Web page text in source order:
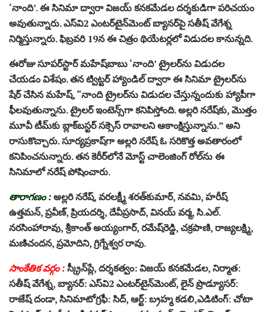
‘నాంది’. ఈ సినిమా ద్వారా విజయ్ కనకమేడల దర్శకుడిగా పరిచయం
అవుతున్నారు. ఎస్‌వి2 ఎంట‌ర్‌టైన్‌మెంట్ బ్యాన‌ర్‌పై స‌తీష్ వేగేశ్న
నిర్మిస్తున్నారు. ఫిబ్ర‌వ‌రి 19న ఈ చిత్రం థియేట‌ర్ల‌లో విడుద‌ల కానున్న‌ది.
ఈరోజు సూప‌ర్‌స్టార్ మ‌హేష్‌బాబు ‘నాంది’ ట్రైల‌ర్‌ను విడుద‌ల
చేయ‌డం విశేషం. త‌న ట్విట్ట‌ర్ హ్యాండిల్ ద్వారా ఈ సినిమా ట్రైల‌ర్‌ను
షేర్ చేసిన మ‌హేష్‌, “నాంది ట్రైల‌ర్‌ను విడుద‌ల చేస్తున్నందుకు హ్యాపీగా
ఫీల‌వుతున్నాను. ట్రైల‌ర్ ఇంటెన్స్‌గా క‌నిపిస్తోంది. అల్ల‌రి న‌రేష్‌కు, మొత్తం
మూవీ టీమ్‌కు బ్లాక్‌బ‌స్ట‌ర్ స‌క్సెస్ రావాల‌ని ఆకాంక్షిస్తున్నాను.” అని
రాసుకొచ్చారు. సూర్య‌ప్ర‌కాష్‌గా అల్ల‌రి న‌రేష్ ఓ స‌రికొత్త అవ‌తారంలో
క‌నిపించ‌నున్నారు. త‌న కెరీర్‌లోనే మోస్ట్ చాలెంజింగ్ రోల్‌ను ఈ
సినిమాలో న‌రేష్ పోషించారు.
తారాగ‌ణం :అల్ల‌రి న‌రేష్‌, వ‌ర‌ల‌క్ష్మీ శ‌ర‌త్‌కుమార్‌, న‌వ‌మి, హ‌రీష్
ఉత్త‌మ‌న్‌, ప్ర‌వీణ్‌, ప్రియ‌ద‌ర్శి, దేవీప్ర‌సాద్‌, విన‌య్ వ‌ర్మ‌, సి.ఎల్‌.
న‌ర‌సింహారావు, శ్రీ‌కాంత్ అయ్యంగార్‌, ర‌మేష్‌రెడ్డి, చ‌క్ర‌పాణి, రాజ్య‌ల‌క్ష్మి,
మ‌ణిచంద‌న‌, ప్ర‌మోదిని, గ్రిగ్నేశ్వర రావు.
సాంకేతిక వ‌ర్గం :స్క్రీన్‌ప్లే, ద‌ర్శ‌క‌త్వం: విజ‌య్ క‌న‌క‌మేడ‌ల‌, నిర్మాత‌:
స‌తీష్ వేగేశ్న‌, బ్యాన‌ర్‌: ఎస్‌వి2 ఎంట‌ర్‌టైన్‌మెంట్, లైన్ ప్రొడ్యూస‌ర్‌:
రాజేష్ దండా, సినిమాటోగ్ర‌ఫీ: సిద్‌, ఆర్ట్‌: బ‌్ర‌హ్మ క‌డ‌లి,ఎడిటింగ్‌: చోటా